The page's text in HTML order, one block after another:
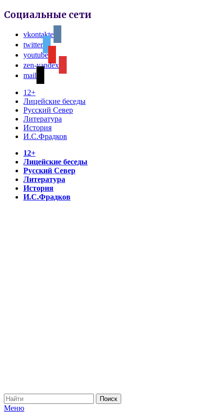
Социальные сети
vkontakte
twitter
youtube
zen-yandex
mail
12+
Лицейские беседы
Русский Север
Литература
История
И.С.Фрадков
12+
Лицейские беседы
Русский Север
Литература
История
И.С.Фрадков
Меню